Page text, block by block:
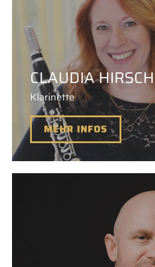
CLAUDIA HIRSCH
Klarinette
MEHR INFOS